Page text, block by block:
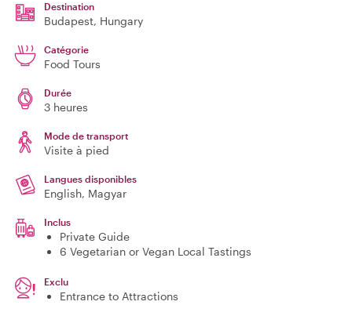
Destination
Budapest, Hungary
Catégorie
Food Tours
Durée
3 heures
Mode de transport
Visite à pied
Langues disponibles
English, Magyar
Inclus
Private Guide
6 Vegetarian or Vegan Local Tastings
Exclu
Entrance to Attractions